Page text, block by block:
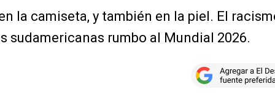
la camiseta, y también en la piel. El
sudamericanas rumbo al Mundial 2026.